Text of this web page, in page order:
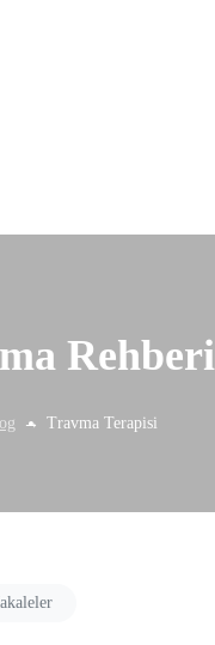
Rehberi
Travma Terapisi